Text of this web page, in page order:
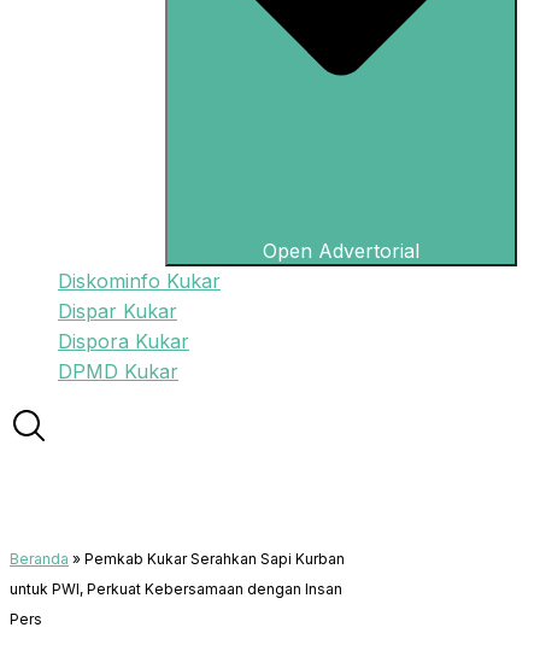
Open Advertorial
Diskominfo Kukar
Dispar Kukar
Dispora Kukar
DPMD Kukar
Beranda » Pemkab Kukar Serahkan Sapi Kurban
untuk PWI, Perkuat Kebersamaan dengan Insan
Pers